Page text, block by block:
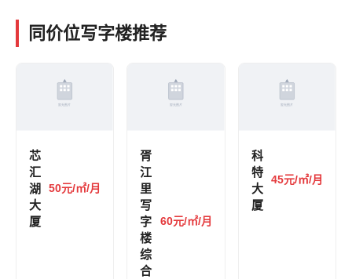
同价位写字楼推荐
芯
汇
湖
大
厦
50元/㎡/月
胥
江
里
写
字
楼
综
合
60元/㎡/月
科
特
大
厦
45元/㎡/月